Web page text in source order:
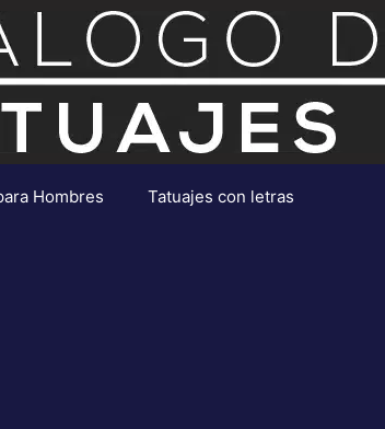
Hombres Tatuajes con letras